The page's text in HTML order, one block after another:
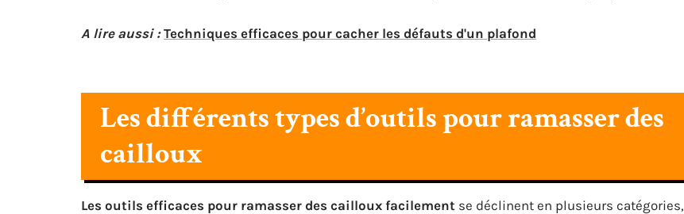
A lire aussi : Techniques efficaces pour cacher les défauts d'un plafond
Les différents types d’outils pour ramasser des
cailloux
Les outils efficaces pour ramasser des cailloux facilement se déclinent en plusieurs catégories,